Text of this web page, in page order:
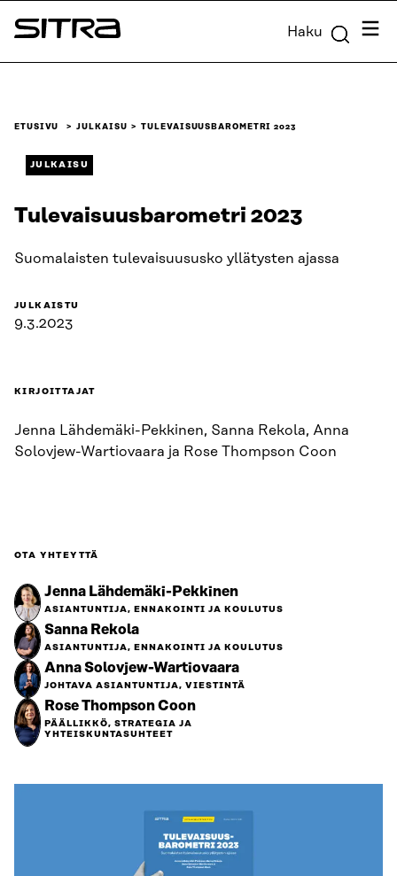
Siirry
suoraan
Sitra Haku
ETUSIVU JULKAISU TULEVAISUUSBAROMETRI 2023
JULKAISU
Tulevaisuusbarometri 2023
Suomalaisten tulevaisuususko yllätysten ajassa
JULKAISTU
9.3.2023
KIRJOITTAJAT
Jenna Lähdemäki-Pekkinen, Sanna Rekola, Anna
Solovjew-Wartiovaara ja Rose Thompson Coon
OTA YHTEYTTÄ
Jenna Lähdemäki-Pekkinen
ASIANTUNTIJA, ENNAKOINTI JA KOULUTUS
Sanna Rekola
ASIANTUNTIJA, ENNAKOINTI JA KOULUTUS
Anna Solovjew-Wartiovaara
JOHTAVA ASIANTUNTIJA, VIESTINTÄ
Rose Thompson Coon
PÄÄLLIKKÖ, STRATEGIA JA
YHTEISKUNTASUHTEET